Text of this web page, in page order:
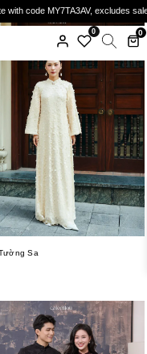
with code MY7TA3AV, excludes
0 0
Sa